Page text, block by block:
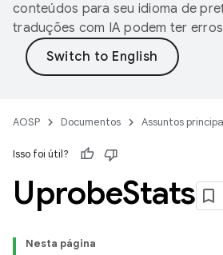
conteúdos para seu idioma de
traduções com IA podem ter
AOSP Documentos Assuntos
Isso foi útil?
UprobeStats
Nesta página